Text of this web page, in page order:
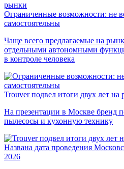
рынки
Ограниченные возможности: не
самостоятельны
Чаще всего предлагаемые на
отдельными автономными
в контроле человека
Trouver подвел итоги двух лет на
На презентации в Москве бренд
пылесосы и кухонную технику
Названа дата проведения
2026